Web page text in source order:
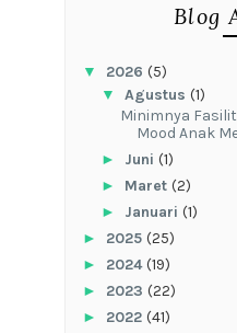
Blog
▼ 2026 (5)
▼ Agustus (1)
‎Minimnya
Mood Anak
► Juni (1)
► Maret (2)
► Januari (1)
► 2025 (25)
► 2024(19)
► 2023 (22)
► 2022 (41)